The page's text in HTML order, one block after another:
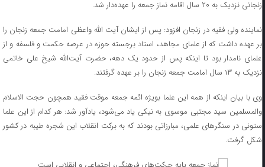
زنجانی نزدیک به ۲۰ سال اقامه نماز جمعه را عهده‌دار شد.
نماینده ولی فقیه در زنجان افزود: پس از ایشان آیت الله واعظی امامت جمعه زنجان را
بر عهده داشت که از علمای مجاهد، استاد برجسته حوزه در عرصه حکمت و فلسفه و از
علمای نامدار بود تا اینکه پس از حدود یک دهه، حضرت آیت‌الله شیخ علی خاتمی
نزدیک به ۱۳ سال امامت جمعه زنجان را بر عهده گرفتند.
وی با بیان اینکه از همه این علما بویژه ائمه جمعه موقت فقید همچون حجت الاسلام
والمسلمین سید مجتبی موسوی به نیکی یاد می‌شود، یادآور شد: هر کدام از این علما
ستونی در سنگرهای علمی، مبارزاتی بودند که به برکت انقلاب این شجره طیبه در کشور
شکل گرفت.